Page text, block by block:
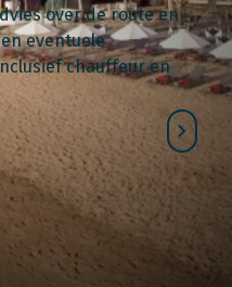
over de route en
eventuele
chauffeur en